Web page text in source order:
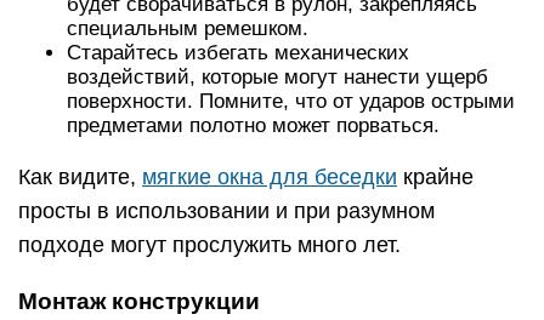
специальным ремешком.
Старайтесь избегать механических
воздействий, которые могут нанести ущерб
поверхности. Помните, что от ударов острыми
предметами полотно может порваться.
Как видите, мягкие окна для беседки крайне
просты в использовании и при разумном
подходе могут прослужить много лет.
Монтаж конструкции